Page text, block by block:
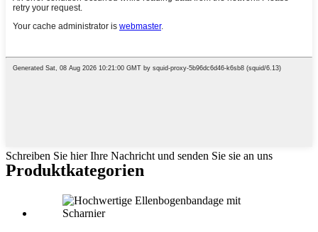
Schreiben Sie hier Ihre Nachricht und senden Sie sie an uns
Produktkategorien